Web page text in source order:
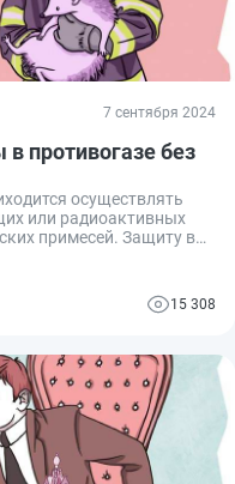
7 сентября 2024
противогазе без
осуществлять
или радиоактивных
примесей. Защиту в
определенные
часов можно
перерыва.
15 308